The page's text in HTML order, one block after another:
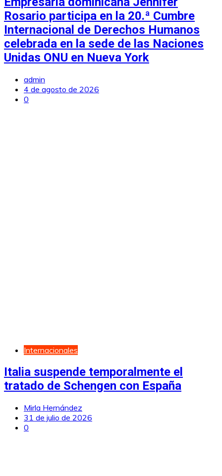
Rosario participa en la 20.ª Cumbre
Internacional de Derechos Humanos
celebrada en la sede de las Naciones
Unidas ONU en Nueva York
admin
4 de agosto de 2026
0
Internacionales
Italia suspende temporalmente el
tratado de Schengen con España
Mirla Hernández
31 de julio de 2026
0